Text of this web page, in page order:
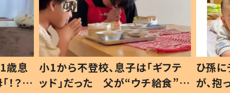
歳息
？」
小1から不登校、息子は「ギフテ
ッド」だった 父が“ウチ給食”を
ひ孫
が、